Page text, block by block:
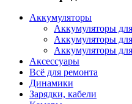
Аккумуляторы
Аккумуляторы
Аккумуляторы
Аккумуляторы
Аксессуары
Всё для ремонта
Динамики
Зарядки, кабели